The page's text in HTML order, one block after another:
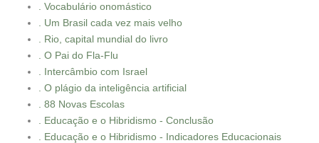
. Vocabulário onomástico
. Um Brasil cada vez mais velho
. Rio, capital mundial do livro
. O Pai do Fla-Flu
. Intercâmbio com Israel
. O plágio da inteligência artificial
. 88 Novas Escolas
. Educação e o Hibridismo - Conclusão
. Educação e o Hibridismo - Indicadores Educacionais